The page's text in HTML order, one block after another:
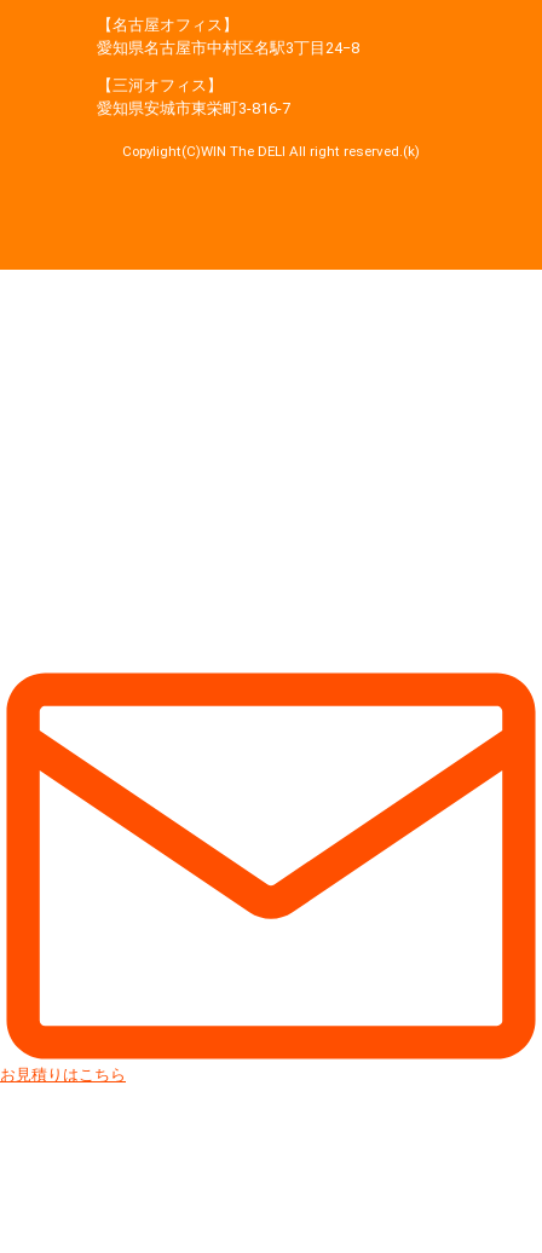
【名古屋オフィス】
愛知県名古屋市中村区名駅3丁目24−8
【三河オフィス】
愛知県安城市東栄町3‐816‐7
Copylight(C)WIN The DELI All right reserved.(k)
お見積りはこちら